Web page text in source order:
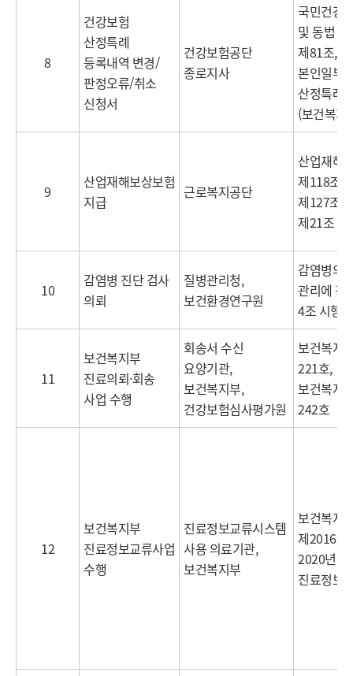
8
건강보험
산정특례
등록내역 변경/
판정오류/취소
신청서
건강보험공단
종로지사
국민건강
및 동법
제81조,
본인일부
산정특례
(보건복지
9
산업재해보상보험
지급
근로복지공단
산업재해
제118조,
제127조
제21조 제
10
감염병 진단 검사
의뢰
질병관리청,
보건환경연구원
감염병의
관리에 관
4조 시행
11
보건복지부
진료의뢰·회송
사업 수행
회송서 수신
요양기관,
보건복지부,
건강보험심사평가원
보건복지
221호,
보건복지
242호
12
보건복지부
진료정보교류사업
수행
진료정보교류시스템
사용 의료기관,
보건복지부
보건복지
제2016-
2020년
진료정보